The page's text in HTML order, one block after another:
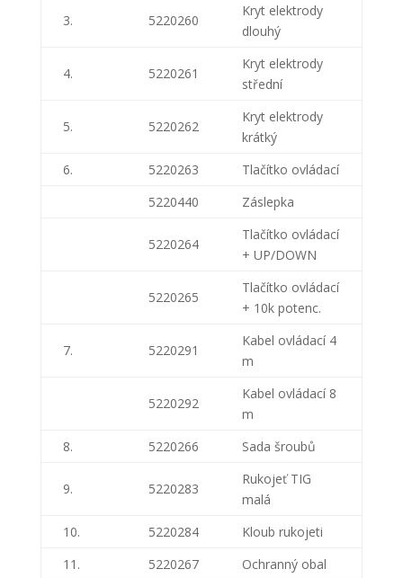
3. 5220260
Kryt elektrody
dlouhý
4. 5220261
Kryt elektrody
střední
5. 5220262
Kryt elektrody
krátký
6.
5220263
Tlačítko ovládací
5220440
Záslepka
5220264
Tlačítko ovládací
+ UP/DOWN
5220265
Tlačítko ovládací
+ 10k potenc.
7. 5220291
Kabel ovládací 4
m
5220292
Kabel ovládací 8
m
8.
5220266 Sada šroubů
9. 5220283
Rukojeť TIG
malá
10.
5220284
Kloub rukojeti
11.
5220267 Ochranný obal